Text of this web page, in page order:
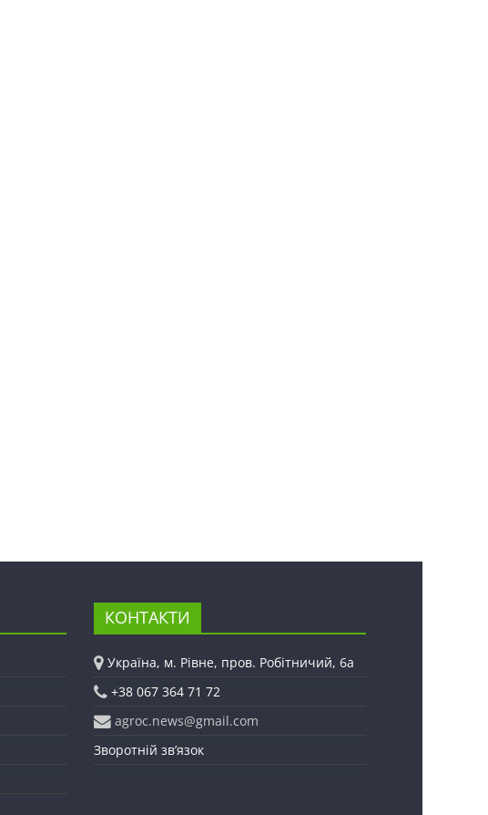
КОНТАКТИ
Україна, м. Рівне, пров. Робітничий, 6а
+38 067 364 71 72
agroc.news@gmail.com
Зворотній зв’язок